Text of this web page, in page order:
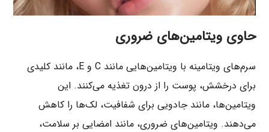
حاوی ویتامین‌های ضروری
سرم‌های ویتامینه با ویتامین‌هایی مانند C و E، مانند کلیدی
برای درخشش، پوست را از درون تغذیه می‌کنند. این
ویتامین‌ها، مانند جادویی برای شفافیت، لک‌ها را کاهش
می‌دهند. ویتامین‌های ضروری، مانند امضایی بر سلامت،